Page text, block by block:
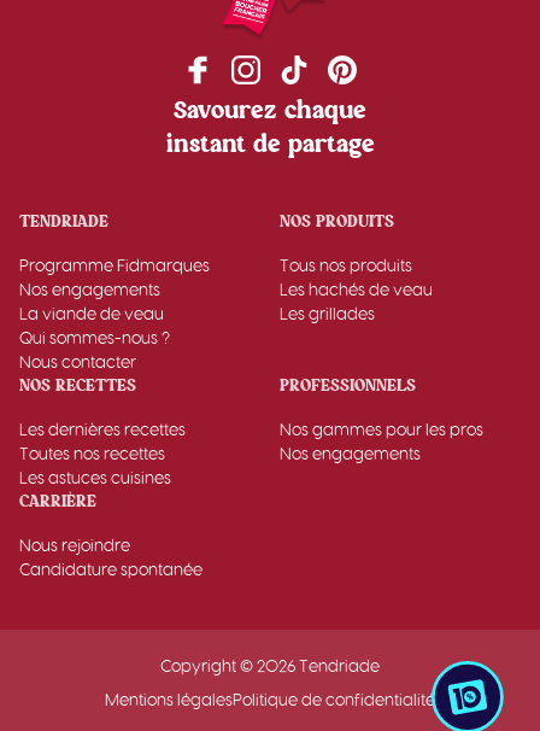
Savourez chaque
instant de partage
TENDRIADE
Programme Fidmarques
Nos engagements
La viande de veau
Qui sommes-nous ?
Nous contacter
NOS PRODUITS
Tous nos produits
Les hachés de veau
Les grillades
NOS RECETTES
Les dernières recettes
Toutes nos recettes
Les astuces cuisines
PROFESSIONNELS
Nos gammes pour les pros
Nos engagements
CARRIÈRE
Nous rejoindre
Candidature spontanée
Copyright © 2026 Tendriade
Mentions légalesPolitique de confidentialité